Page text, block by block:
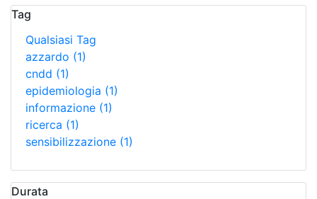
Tag
Qualsiasi Tag
azzardo (1)
cndd (1)
epidemiologia (1)
informazione (1)
ricerca (1)
sensibilizzazione (1)
Durata